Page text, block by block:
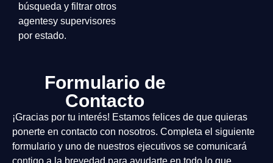
búsqueda y filtrar otros
agentesy supervisores
por estado.
Formulario de
Contacto
¡Gracias por tu interés! Estamos felices de que quieras
ponerte en contacto con nosotros. Completa el siguiente
formulario y uno de nuestros ejecutivos se comunicará
contigo a la brevedad para ayudarte en todo lo que